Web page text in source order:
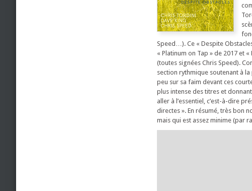
Speed…). Ce « Despite
« Platinum on Tap » de 2017 et
(toutes signées Chris Speed).
section rythmique soutenant à
peu sur sa faim devant ces
plus intense des titres et
aller à l’essentiel, c’est-à-dire
directes ». En résumé, très bon
mais qui est assez minime (par